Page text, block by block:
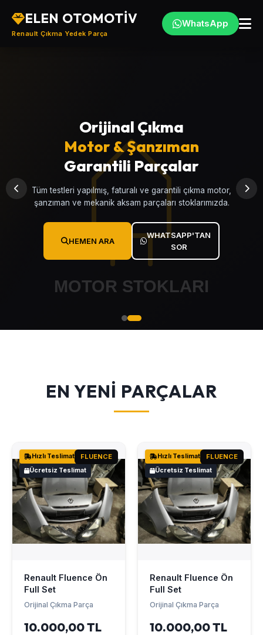
ELEN OTOMOTİV
Renault Çıkma Yedek Parça
WhatsApp
Türkiye'nin
Renault, Çıkma
Yedek Parça Merkezi
Clio, Megane, Fluence, Symbol, Kangoo, Talisman ve
tüm Renault modellerine ait garantili çıkma yedek parçalar.
HEMEN ARA
WHATSAPP'TAN
SOR
Orijinal Çıkma
Motor & Şanzıman
Garantili Parçalar
Tüm testleri yapılmış, faturalı ve garantili çıkma motor,
şanzıman ve mekanik aksam parçaları stoklarımızda.
HEMEN ARA
WHATSAPP'TAN
SOR
EN YENİ PARÇALAR
Hızlı Teslimat
Ücretsiz Teslimat
FLUENCE
Renault Fluence Ön
Full Set
Orijinal Çıkma Parça
10.000,00 TL
Hızlı Teslimat
Ücretsiz Teslimat
FLUENCE
Renault Fluence Ön
Full Set
Orijinal Çıkma Parça
10.000,00 TL